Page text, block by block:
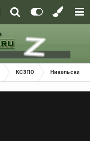
КСЗПО Никельский